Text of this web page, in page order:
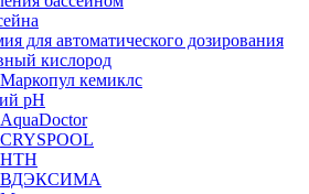
для автоматического дозирования
кислород
Маркопул кемиклс
pH
AquaDoctor
CRYSPOOL
HTH
ВДЭКСИМА